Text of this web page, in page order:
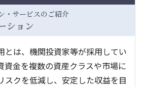
・サービスのご紹介
ション
とは、機関投資家等が採用してい
資金を複数の資産クラスや市場に
スクを低減し、安定した収益を目